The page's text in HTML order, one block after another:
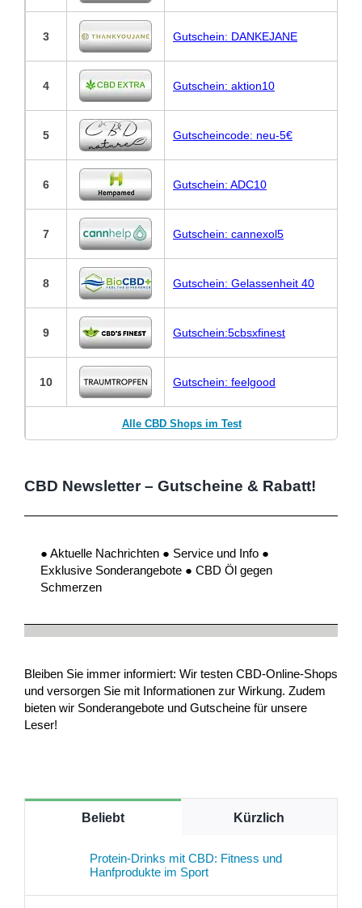
3 Gutschein: DANKEJANE
4 Gutschein: aktion10
5 Gutscheincode: neu-5€
6 Gutschein: ADC10
7 Gutschein: cannexol5
8 Gutschein: Gelassenheit 40
9 Gutschein:5cbsxfinest
10 Gutschein: feelgood
Alle CBD Shops im Test
CBD Newsletter – Gutscheine & Rabatt!
● Aktuelle Nachrichten ● Service und Info ●
Exklusive Sonderangebote ● CBD Öl gegen
Schmerzen
Bleiben Sie immer informiert: Wir testen CBD-Online-Shops
und versorgen Sie mit Informationen zur Wirkung. Zudem
bieten wir Sonderangebote und Gutscheine für unsere
Leser!
Beliebt Kürzlich
Protein-Drinks mit CBD: Fitness und
Hanfprodukte im Sport